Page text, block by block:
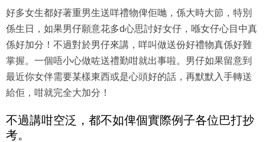
好多女生都好著重男生送咩禮物俾佢哋，係大時大節，特別
係生日，如果男仔願意花多d心思討好女仔，喺女仔心目中真
係好加分！不過對於男仔來講，咩叫做送份好禮物真係好難
掌握。一個唔小心做咗送禮勤咁就出事啦。男仔如果留意到
最近你女伴需要某樣東西或是心頭好的話，再默默入手轉送
給佢，咁就完全大加分！
不過講咁空泛，都不如俾個實際例子各位巴打抄
考。